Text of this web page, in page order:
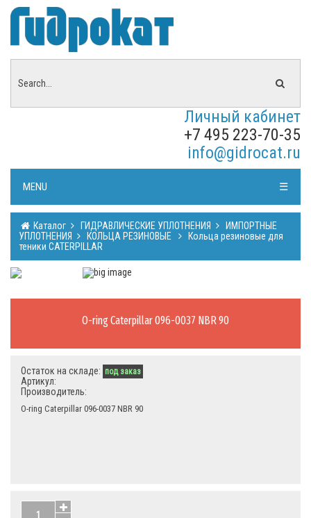
Личный кабинет
+7 495 223-70-35
info@gidrocat.ru
MENU ☰
Каталог ГИДРАВЛИЧЕСКИЕ УПЛОТНЕНИЯ
ИМПОРТНЫЕ
УПЛОТНЕНИЯ
КОЛЬЦА РЕЗИНОВЫЕ
Кольца резиновые для
теники CATERPILLAR
O-ring Caterpillar 096-0037 NBR 90
Остаток на складе: под заказ
Артикул:
Производитель:
O-ring Caterpillar 096-0037 NBR 90